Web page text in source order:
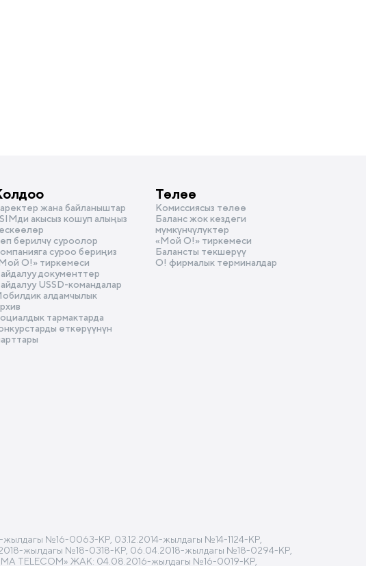
жана байланыштар
акысыз кошуп алыңыз
берилчү суроолор
суроо бериңиз
О!» тиркемеси
документтер
USSD-командалар
алдамчылык
тармактарда
өткөрүүнүн
Төлөө
Комиссиясыз төлөө
Баланс жок кездеги
мүмкүнчүлүктөр
«Мой О!» тиркемеси
Балансты текшерүү
О! фирмалык терминалдар
№16-0063-КР, 03.12.2014-жылдагы №14-1124-КР,
жылдагы №18-0318-КР, 06.04.2018-жылдагы №18-0294-КР,
TELECOM» ЖАК: 04.08.2016-жылдагы №16-0019-КР,